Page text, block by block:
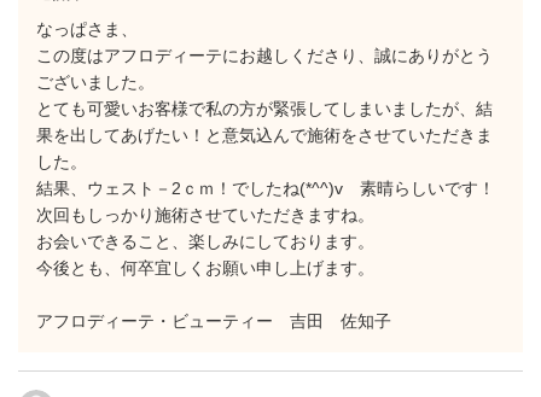
なっぱさま、
この度はアフロディーテにお越しくださり、誠にありがとう
ございました。
とても可愛いお客様で私の方が緊張してしまいましたが、結
果を出してあげたい！と意気込んで施術をさせていただきま
した。
結果、ウェスト－2ｃｍ！でしたね(*^^)v 素晴らしいです！
次回もしっかり施術させていただきますね。
お会いできること、楽しみにしております。
今後とも、何卒宜しくお願い申し上げます。
アフロディーテ・ビューティー 吉田 佐知子